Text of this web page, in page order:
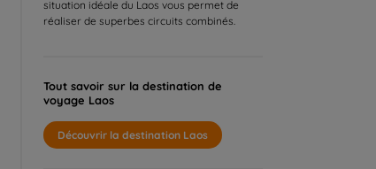
situation idéale du Laos vous permet de
réaliser de superbes circuits combinés.
Tout savoir sur la destination de
voyage Laos
Découvrir la destination Laos